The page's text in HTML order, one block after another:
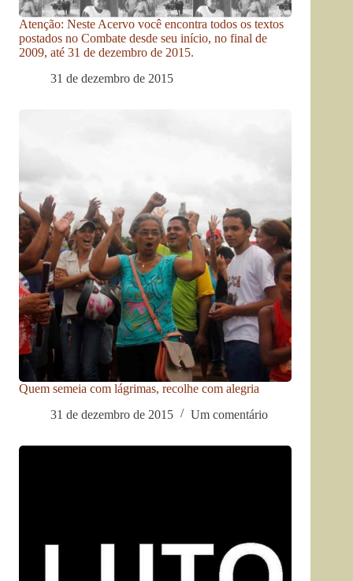
Atenção: Neste Acervo você encontra todos os textos
postados no Combate desde seu início, no final de
2009, até 31 de dezembro de 2015.
31 de dezembro de 2015
Quem semeia com lágrimas, recolhe com alegria
31 de dezembro de 2015
Um comentário